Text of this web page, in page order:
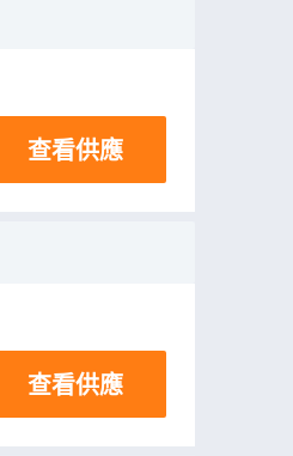
查看供應
查看供應